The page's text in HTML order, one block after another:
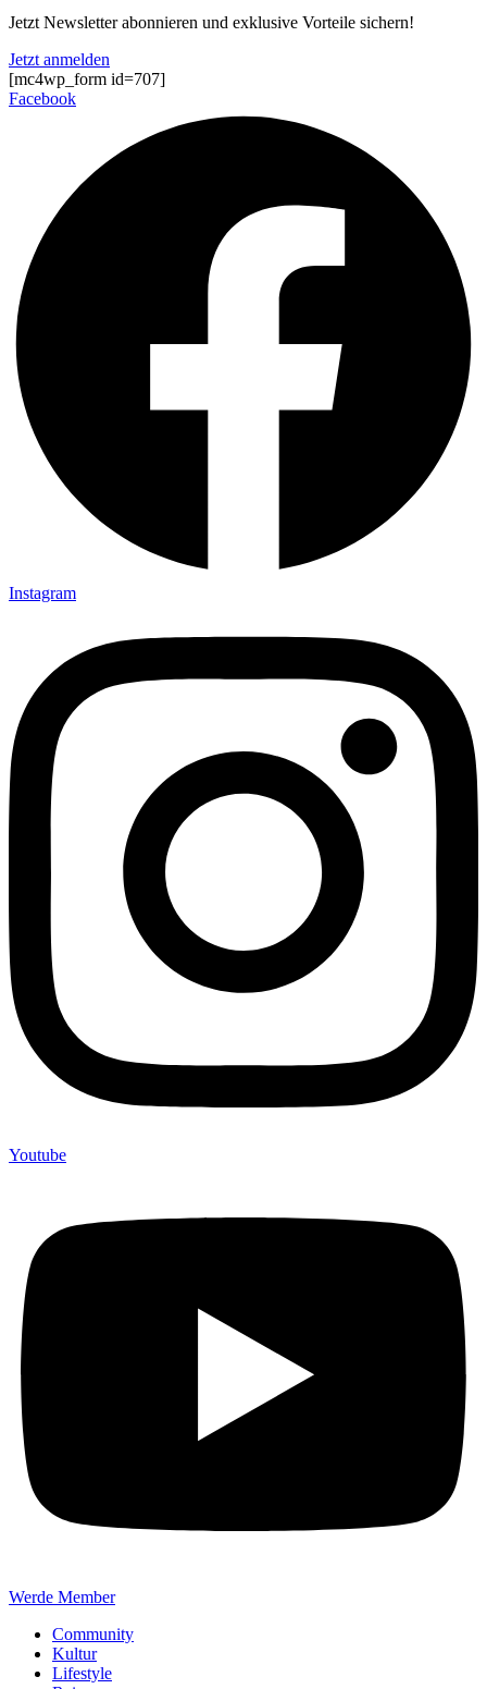
Jetzt Newsletter abonnieren und exklusive Vorteile sichern!
Jetzt anmelden
[mc4wp_form id=707]
Facebook
Instagram
Youtube
Werde Member
Community
Kultur
Lifestyle